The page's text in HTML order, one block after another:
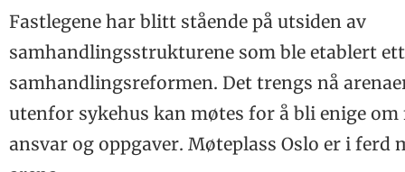
Pneumokokkvaksine til eldre og risikogrupper
SPESIALISTHELSETJENESTEN
Hvem tar initiativ til henvisninger?
SAMHANDLINGSSTRUKTUR
Møteplass Oslo
FOLKEHELSE
Hurra for sukkeravgift som virkemiddel!
HYGIENETILTAK
Fastlegene har blitt stående på utsiden av
samhandlingsstrukturene som ble etablert
samhandlingsreformen. Det trengs nå
utenfor sykehus kan møtes for å bli enige
ansvar og oppgaver. Møteplass Oslo er i ferd